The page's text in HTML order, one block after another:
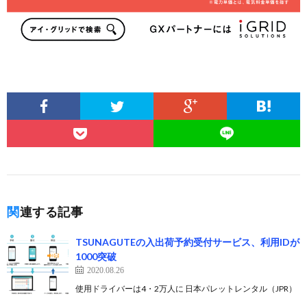
関連する記事
TSUNAGUTEの入出荷予約受付サービス、利用IDが
1000突破
2020.08.26
使用ドライバーは4・2万人に 日本パレットレンタル（JPR）